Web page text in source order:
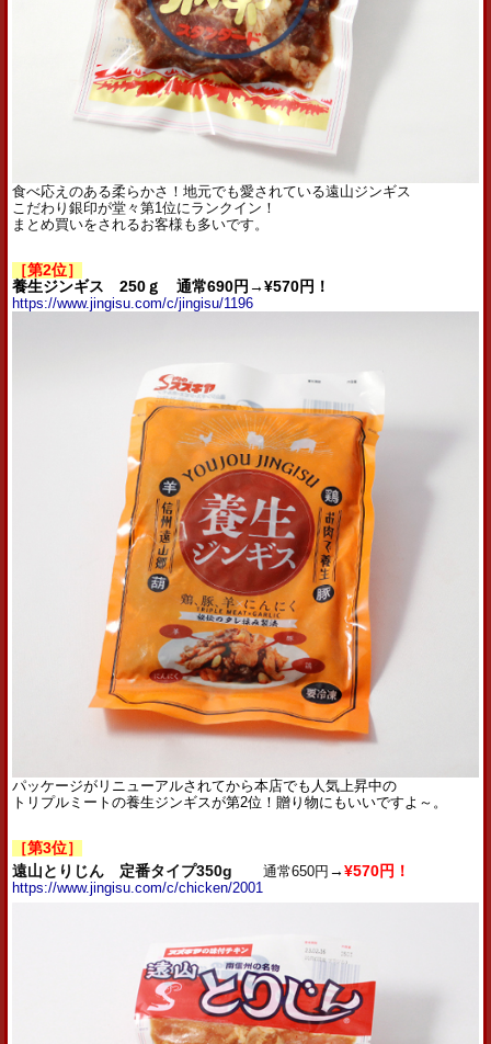
食べ応えのある柔らかさ！地元でも愛されている遠山ジンギス
こだわり銀印が堂々第1位にランクイン！
まとめ買いをされるお客様も多いです。
［第2位］
養生ジンギス 250ｇ 通常690円→¥570円！
https://www.jingisu.com/c/jingisu/1196
パッケージがリニューアルされてから本店でも人気上昇中の
トリプルミートの養生ジンギスが第2位！贈り物にもいいですよ～。
［第3位］
遠山とりじん 定番タイプ350g通常650円 →¥570円！
https://www.jingisu.com/c/chicken/2001